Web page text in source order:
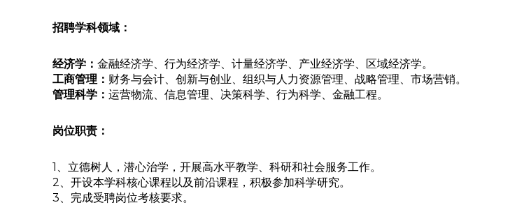
招聘学科领域：
经济学： 金融经济学、行为经济学、计量经济学、产业经济学、区域经济学。
工商管理： 财务与会计、创新与创业、组织与人力资源管理、战略管理、市场营销。
管理科学： 运营物流、信息管理、决策科学、行为科学、金融工程。
岗位职责：
1、立德树人，潜心治学，开展高水平教学、科研和社会服务工作。
2、开设本学科核心课程以及前沿课程，积极参加科学研究。
3、完成受聘岗位考核要求。